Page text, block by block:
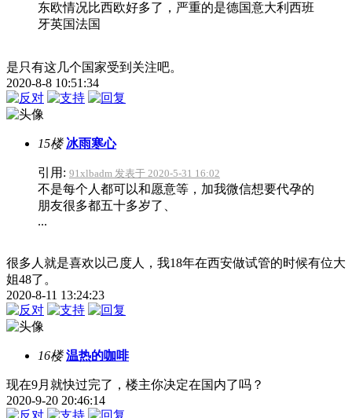
东欧情况比西欧好多了，严重的是德国意大利西班
牙英国法国
是只有这几个国家受到关注吧。
2020-8-8 10:51:34
15楼 冰雨寒心
引用: 91xlbadm 发表于 2020-5-31 16:02
不是每个人都可以和愿意等，加我微信想要代孕的
朋友很多都五十多岁了、
...
很多人就是喜欢以己度人，我18年在西安做试管的时候有位大
姐48了。
2020-8-11 13:24:23
16楼 温热的咖啡
现在9月就快过完了，楼主你决定在国内了吗？
2020-9-20 20:46:14